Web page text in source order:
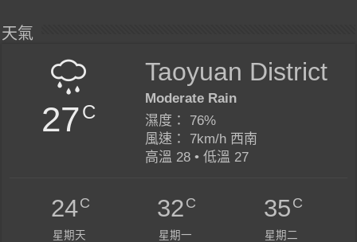
天氣
27C
Taoyuan District
Moderate Rain
濕度： 76%
風速： 7km/h 西南
高溫 28 • 低溫 27
24C
星期天
32C
星期一
35C
星期二